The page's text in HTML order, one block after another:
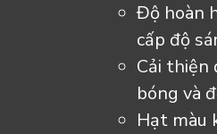
Độ hoàn
cấp độ
Cải thiện
bóng và
Hạt màu